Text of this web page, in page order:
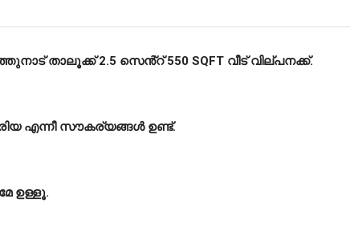
താലൂക്ക് 2.5 സെൻ്റ് 550 SQFT വീട് വില്പനക്ക്.
എന്നീ സൗകര്യങ്ങൾ ഉണ്ട്.
ഉള്ളൂ.